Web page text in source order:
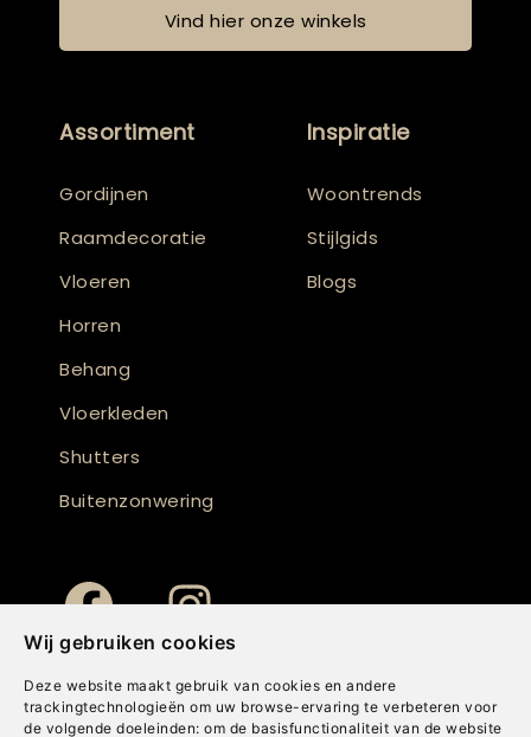
Wij gebruiken cookies
Deze website maakt gebruik van cookies en andere
trackingtechnologieën om uw browse-ervaring te verbeteren voor
de volgende doeleinden: om de basisfunctionaliteit van de website
Vind hier onze winkels
Assortiment
Gordijnen
Raamdecoratie
Vloeren
Horren
Behang
Vloerkleden
Shutters
Buitenzonwering
Inspiratie
Woontrends
Stijlgids
Blogs